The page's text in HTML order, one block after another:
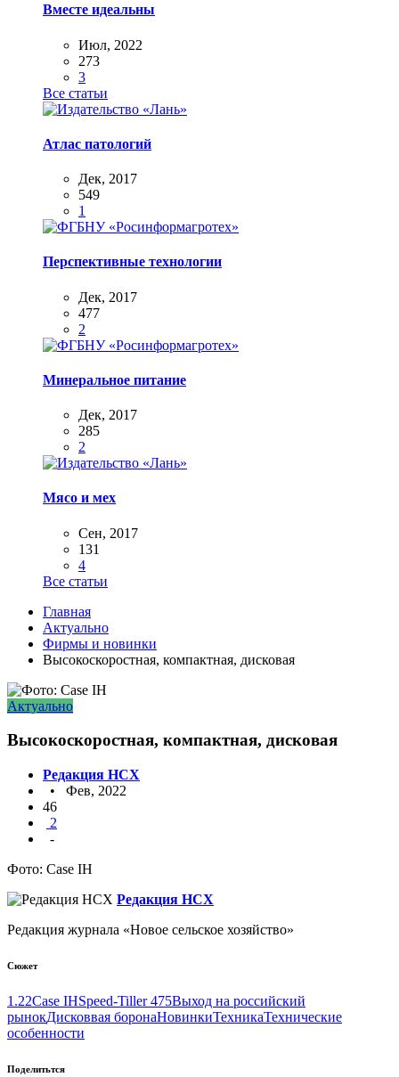
Вместе идеальны
Июл, 2022
273
3
Все статьи
Атлас патологий
Дек, 2017
549
1
Перспективные технологии
Дек, 2017
477
2
Минеральное питание
Дек, 2017
285
2
Мясо и мех
Сен, 2017
131
4
Все статьи
Главная
Актуально
Фирмы и новинки
Высокоскоростная, компактная, дисковая
Актуально
Высокоскоростная, компактная, дисковая
Редакция НСХ
• Фев, 2022
46
2
-
Фото: Case IH
Редакция НСХ
Редакция журнала «Новое сельское хозяйство»
Сюжет
1.22Case IHSpeed-Tiller 475Выход на российский
рынокДисковвая боронаНовинкиТехникаТехнические
особенности
Поделитьтся